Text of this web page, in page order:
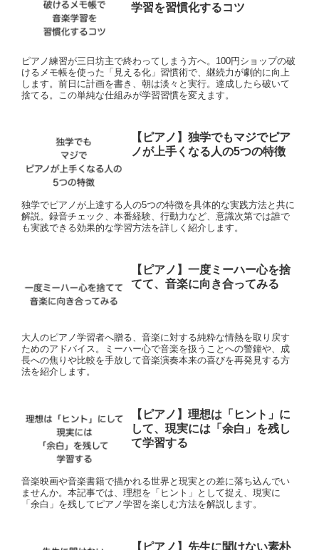
学習を習慣化するコツ
ピアノ練習が三日坊主で終わってしまう方へ。100円ショップの破
けるメモ帳を使った「見える化」習慣術で、継続力が劇的に向上
します。前日に計画を書き、朝は淡々と実行。達成したら破いて
捨てる。この単純な仕組みが学習習慣を変えます。
【ピアノ】独学でもマジでピア
ノが上手くなる人の5つの特徴
独学でピアノが上達する人の5つの特徴を具体的な実践方法と共に
解説。録音チェック、本番経験、行動力など、意識次第では誰で
も実践できる効果的な学習方法を詳しく紹介します。
【ピアノ】一度ミーハー心を捨
てて、音楽に向き合ってみる
大人のピアノ学習者へ贈る、音楽に対する純粋な情熱を取り戻す
ためのアドバイス。ミーハー心で音楽を扱うことへの警鐘や、成
長への焦りや比較を手放して音楽演奏本来の喜びを再発見する方
法を紹介します。
【ピアノ】理想は「ヒント」に
して、現実には「余白」を残し
て学習する
音楽映画や音楽書籍で描かれる世界と現実との差に落ち込んでい
ませんか。本記事では、理想を「ヒント」として捉え、現実に
「余白」を残してピアノ学習を楽しむ方法を解説します。
【ピアノ】先生に聞けない素朴